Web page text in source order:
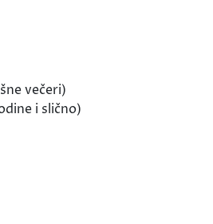
večeri)
i slično)